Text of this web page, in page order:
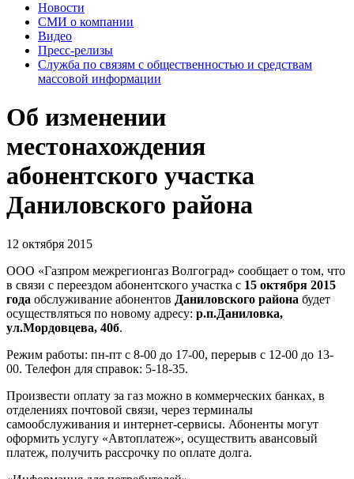
Новости
СМИ о компании
Видео
Пресс-релизы
Служба по связям с общественностью и средствам
массовой информации
Об изменении
местонахождения
абонентского участка
Даниловского района
12 октября 2015
ООО «Газпром межрегионгаз Волгоград» сообщает о том, что
в связи с переездом абонентского участка с 15 октября 2015
года обслуживание абонентов Даниловского района будет
осуществляться по новому адресу: р.п.Даниловка,
ул.Мордовцева, 40б.
Режим работы: пн-пт с 8-00 до 17-00, перерыв с 12-00 до 13-
00. Телефон для справок: 5-18-35.
Произвести оплату за газ можно в коммерческих банках, в
отделениях почтовой связи, через терминалы
самообслуживания и интернет-сервисы. Абоненты могут
оформить услугу «Автоплатеж», осуществить авансовый
платеж, получить рассрочку по оплате долга.